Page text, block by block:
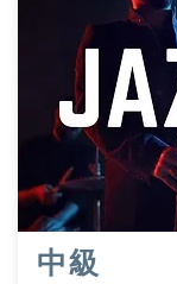
人民幣110元/
港幣130元）
中級